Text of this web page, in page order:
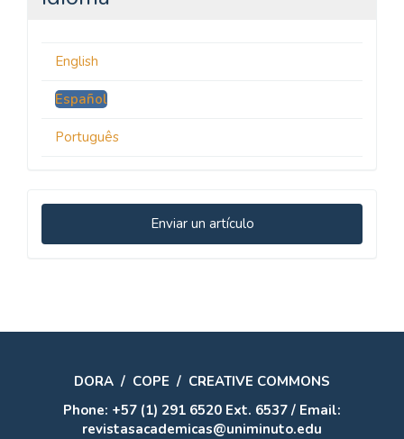
English
Español
Português
Enviar
un
Enviar un artículo
DORA / COPE / CREATIVE COMMONS
Phone: +57 (1) 291 6520 Ext. 6537 / Email:
revistasacademicas@uniminuto.edu